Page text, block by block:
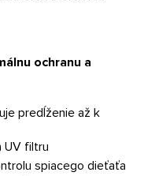
ochranu a
predĺženie až k
UV filtru
spiacego dieťaťa